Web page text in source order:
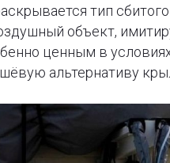
тип
объект,
ценным в
альтернативу